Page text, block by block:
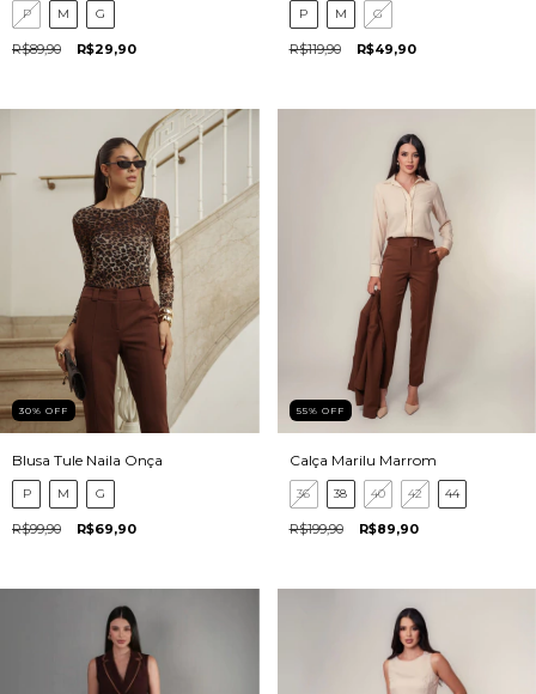
P M G
R$89,90 R$29,90
P M G
R$119,90 R$49,90
30% OFF
Blusa Tule Naila Onça
P M G
R$99,90 R$69,90
55% OFF
Calça Marilu Marrom
36 38 40 42 44
R$199,90 R$89,90